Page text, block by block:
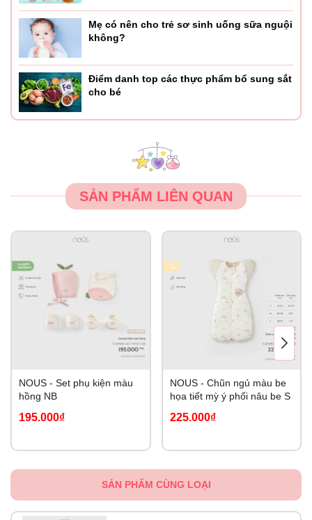
Mẹ có nên cho trẻ sơ sinh uống sữa nguội
không?
Điểm danh top các thực phẩm bổ sung sắt
cho bé
SẢN PHẨM LIÊN QUAN
NOUS - Set phụ kiện màu
hồng NB
195.000₫
NOUS - Chũn ngủ màu be
họa tiết mỳ ý phối nâu be S
225.000₫
SẢN PHẨM CÙNG LOẠI